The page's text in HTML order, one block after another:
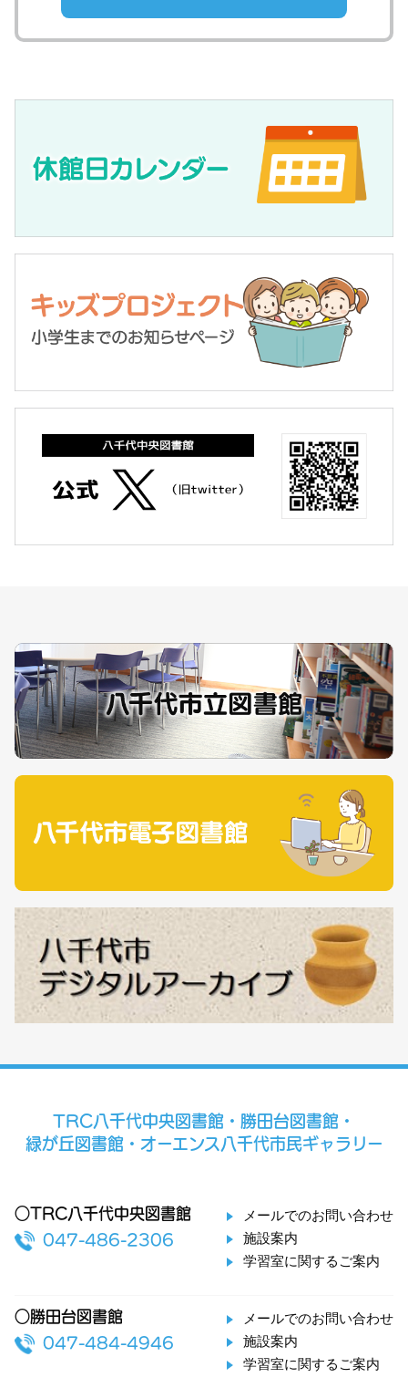
TRC八千代中央図書館・勝田台図書館・
緑が丘図書館・オーエンス八千代市民ギャラリー
○TRC八千代中央図書館
047-486-2306
メールでのお問い合わせ
施設案内
学習室に関するご案内
○勝田台図書館
047-484-4946
メールでのお問い合わせ
施設案内
学習室に関するご案内